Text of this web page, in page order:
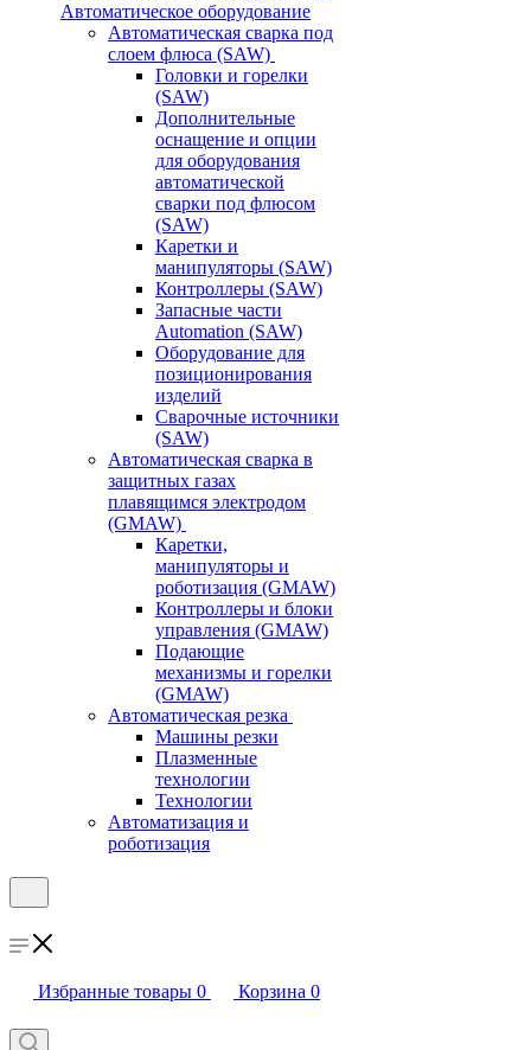
Автоматическое оборудование
Автоматическая сварка под
слоем флюса (SAW)
Головки и горелки
(SAW)
Дополнительные
оснащение и опции
для оборудования
автоматической
сварки под флюсом
(SAW)
Каретки и
манипуляторы (SAW)
Контроллеры (SAW)
Запасные части
Automation (SAW)
Оборудование для
позиционирования
изделий
Сварочные источники
(SAW)
Автоматическая сварка в
защитных газах
плавящимся электродом
(GMAW)
Каретки,
манипуляторы и
роботизация (GMAW)
Контроллеры и блоки
управления (GMAW)
Подающие
механизмы и горелки
(GMAW)
Автоматическая резка
Машины резки
Плазменные
технологии
Технологии
Автоматизация и
роботизация
Избранные товары 0 Корзина 0